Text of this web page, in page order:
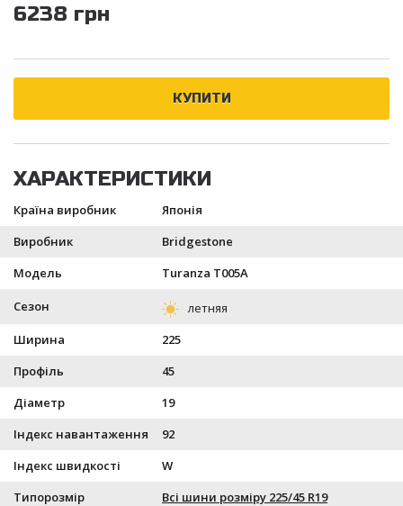
6238 грн
Країна виробник
Японія
Виробник
Bridgestone
Модель
Turanza T005A
Сезон
Ширина
225
Профіль
45
Діаметр
19
Індекс навантаження
92
Індекс швидкості
W
Типорозмір
Всі шини розміру 225/45 R19